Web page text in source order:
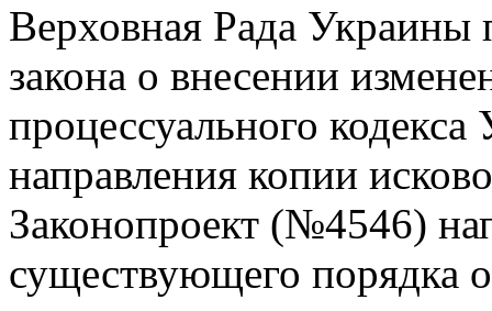
Верховная Рада Украины
закона о внесении
процессуального
направления копии
Законопроект (№4546)
существующего порядка